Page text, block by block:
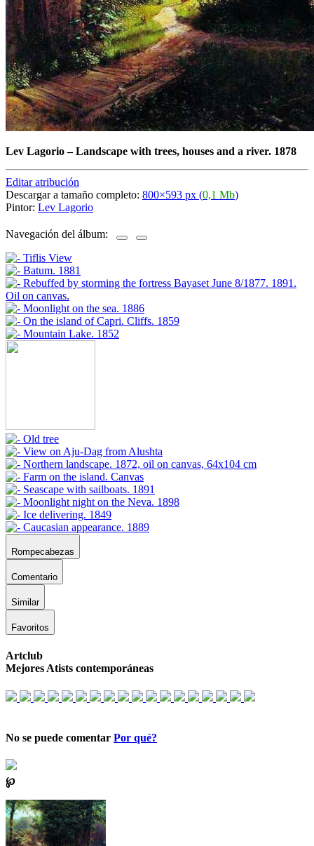
Lev Lagorio–Landscape with trees, houses and a river. 1878
Editar atribución
Descargar a tamaño completo: 800×593 px (0,1 Mb)
Pintor: Lev Lagorio
Navegación del álbum:
Rompecabezas
Comentario
Similar
Favoritos
Artclub
Mejores Atists contemporáneas
No se puede comentar Por qué?
℘